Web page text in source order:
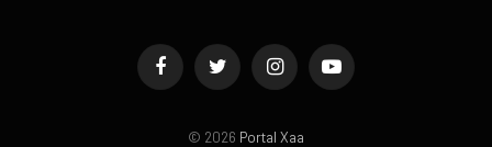
FacebookTwitter InstagramYouTube
© 2026 Portal Xaa